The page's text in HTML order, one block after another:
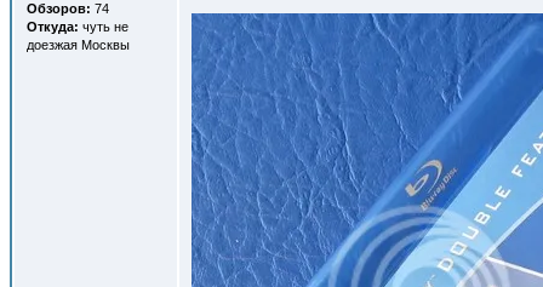
Обзоров: 74
Откуда: чуть не
доезжая Москвы